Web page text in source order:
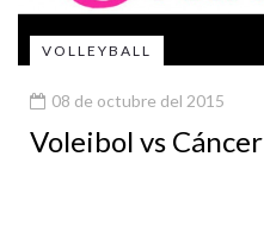
VOLLEYBALL
08 de octubre del 2015
Voleibol vs Cáncer